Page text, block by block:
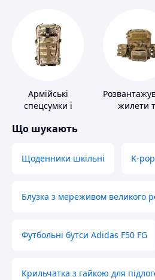
Армійські
спецсумки і
жилети
Що шукають
Щоденники шкільні K-
Блузка з мереживом великого
Футбольні бутси Adidas F50 FG
Крильчатка з гайкою для